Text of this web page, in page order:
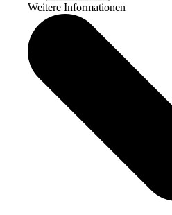
Weitere Informationen